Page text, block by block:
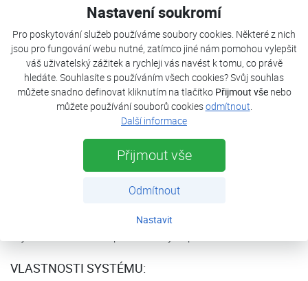
Nastavení soukromí
Pro poskytování služeb používáme soubory cookies. Některé z nich
jsou pro fungování webu nutné, zatímco jiné nám pomohou vylepšit
váš uživatelský zážitek a rychleji vás navést k tomu, co právě
hledáte. Souhlasíte s používáním všech cookies? Svůj souhlas
můžete snadno definovat kliknutím na tlačítko Přijmout všenebo
můžete používání souborů cookiesodmítnout.
Další informace
Přijmout vše
Odmítnout
Nastavit
Parametry
Dokumenty
Vysoce efektivní víceúčelový systém vytápění
Tepelné čerpadlo Daitsu SPACE II je vysoce efektivní
systém pro vytápění, chlazení i ohřev TUV, který využívá
vlastností ekologického chladiva R32. Systém se v
maximální možné míře přizpůsobí potřebám každé
domácnosti. Je možné jej připojit na sálavé i nízkoteplotní
fancoilů, podlahových nebo chladících panelů je možné
VLASTNOSTI SYSTÉMU: